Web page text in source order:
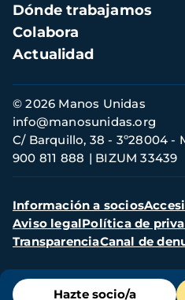
Menú
Hazte socio/a
Dónde trabajamos
Colabora
Actualidad
Información
de
contacto
© 2026 Manos Unidas
C/ Barquillo, 38 - 3º28004 -
900 811 888
BIZUM 33439
info@manosunidas.org
Menú
secundario
Información a socios
Aviso legalPolítica de
TransparenciaCanal de